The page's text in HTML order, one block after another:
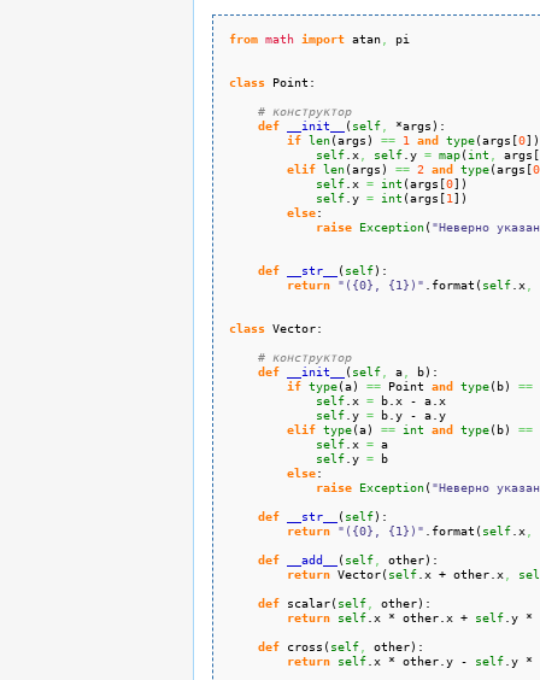
from math import atan, pi
class Point:
# конструктор
def
__init__ (self, *args ) :
if len(args ) == 1 and type(args [0] )
self. x, self. y = map(int args [
elif len(args ) == 2 and type(args [0
self. x = int (args [0] )
self. y = int (args [1 ] )
else:
raise
Exception("Неверно
def __str__ (self) :
return
"({0}, {1})" format (self. x,
class Vector:
# конструктор
def
__init__ (self, a, b) :
if type(a) == Point and type(b) ==
self. x = b. x - a. x
self. y = b. y - a. y
elif type(a) == int and type(b) ==
self. x = a
self. y = b
else:
raise
Exception("Неверно
def
__str__ (self) :
return
"({0}, {1})" format (self. x,
def
__add__ (self, other) :
return Vector(self. x + other. x,
def scalar(self, other) :
return
self. x * other. x + self. y *
def cross (self, other) :
return
self. x * other. y - self. y *